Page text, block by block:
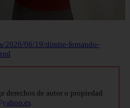
2026/06/19/dimite-fernando-
derechos de autor o propiedad
.